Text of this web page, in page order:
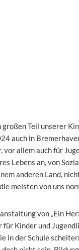
Teil unserer
auch in
allem auch für
Lebens an, von
anderen Land,
meisten von uns
von „Ein
Kinder und
in der Schule